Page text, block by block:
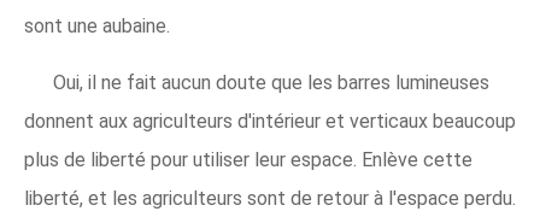
sont une aubaine.
Oui, il ne fait aucun doute que les barres lumineuses
donnent aux agriculteurs d'intérieur et verticaux beaucoup
plus de liberté pour utiliser leur espace. Enlève cette
liberté, et les agriculteurs sont de retour à l'espace perdu.